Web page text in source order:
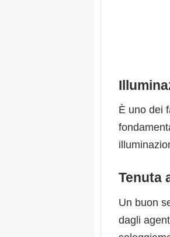
È uno dei
Tenuta
Un buon
dagli